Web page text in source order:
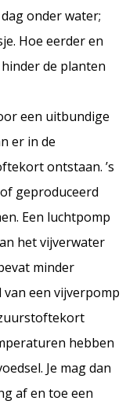
onder water;
Hoe eerder en
de planten
een uitbundige
er in de
ontstaan. ’s
geproduceerd
Een luchtpomp
het vijverwater
minder
een vijverpomp
hebben
Je mag dan
af en toe een